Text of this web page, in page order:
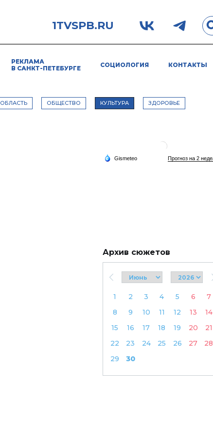
1TVSPB.RU
РЕКЛАМА
В САНКТ-ПЕТЕБУРГЕ
СОЦИОЛОГИЯ КОНТАКТЫ
ОБЛАСТЬ ОБЩЕСТВО КУЛЬТУРА ЗДОРОВЬЕ
Архив сюжетов
1 2 3 4 5 6
7
8
9 10 11 12 13
14
15
16 17 18 19 20
21
22
23 24 25 26 27
28
29
30